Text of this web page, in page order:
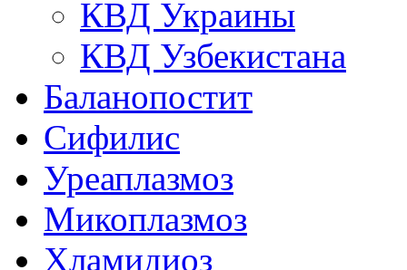
КВД Украины
КВД Узбекистана
Баланопостит
Сифилис
Уреаплазмоз
Микоплазмоз
Хламидиоз